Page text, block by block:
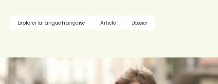
Explorer la langue française Article Dossier